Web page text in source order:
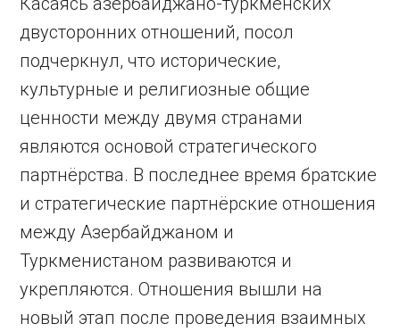
двусторонних отношений, посол
подчеркнул, что исторические,
культурные и религиозные общие
ценности между двумя странами
являются основой стратегического
партнёрства. В последнее время братские
и стратегические партнёрские отношения
между Азербайджаном и
Туркменистаном развиваются и
укрепляются. Отношения вышли на
новый этап после проведения взаимных